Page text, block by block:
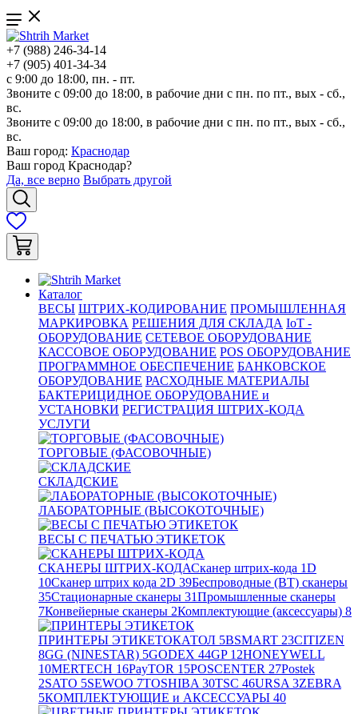
+7 (988) 246-34-14
+7 (905) 401-34-34
с 9:00 до 18:00, пн. - пт.
Звоните с 09:00 до 18:00, в рабочие дни с пн. по пт., вых - сб.,
вс.
Звоните с 09:00 до 18:00, в рабочие дни с пн. по пт., вых - сб.,
вс.
Ваш город: Краснодар
Ваш город Краснодар?
Да, все верно Выбрать другой
Каталог
ВЕСЫ ШТРИХ-КОДИРОВАНИЕ ПРОМЫШЛЕННАЯ
МАРКИРОВКА РЕШЕНИЯ ДЛЯ СКЛАДА IoT -
ОБОРУДОВАНИЕ СЕТЕВОЕ ОБОРУДОВАНИЕ
КАССОВОЕ ОБОРУДОВАНИЕ POS ОБОРУДОВАНИЕ
ПРОГРАММНОЕ ОБЕСПЕЧЕНИЕ БАНКОВСКОЕ
ОБОРУДОВАНИЕ РАСХОДНЫЕ МАТЕРИАЛЫ
БАКТЕРИЦИДНОЕ ОБОРУДОВАНИЕ и
УСТАНОВКИ РЕГИСТРАЦИЯ ШТРИХ-КОДА
УСЛУГИ
ТОРГОВЫЕ (ФАСОВОЧНЫЕ)
СКЛАДСКИЕ
ЛАБОРАТОРНЫЕ (ВЫСОКОТОЧНЫЕ)
ВЕСЫ С ПЕЧАТЬЮ ЭТИКЕТОК
СКАНЕРЫ ШТРИХ-КОДАСканер штрих-кода 1D
10Сканер штрих кода 2D 39Беспроводные (BT) сканеры
35Стационарные сканеры 31Промышленные сканеры
7Конвейерные сканеры 2Комплектующие (аксессуары) 8
ПРИНТЕРЫ ЭТИКЕТОКАТОЛ 5BSMART 23CITIZEN
8GG (NINESTAR) 5GODEX 44GP12HONEYWELL
10MERTECH 16PayTOR 15POSCENTER 27Postek
2SATO 5SEWOO 7TOSHIBA 30TSC 46URSA 3ZEBRA
5КОМПЛЕКТУЮЩИЕ и АКСЕССУАРЫ 40